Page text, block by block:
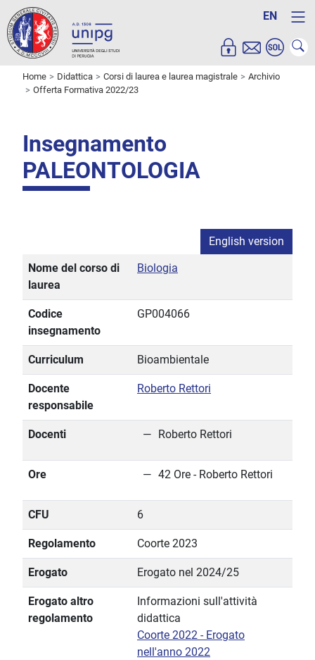
EN
Home Didattica Corsi di laurea e laurea magistrale
Archivio
Offerta Formativa 2022/23
Insegnamento
PALEONTOLOGIA
English version
Nome del corso di
laurea
Biologia
Codice
insegnamento
GP004066
Curriculum Bioambientale
Docente
responsabile
Roberto Rettori
Docenti Roberto Rettori
Ore 42 Ore - Roberto Rettori
CFU 6
Regolamento Coorte 2023
Erogato Erogato nel 2024/25
Erogato altro
regolamento
Informazioni sull'attività
didattica
Coorte 2022 - Erogato
nell'anno 2022